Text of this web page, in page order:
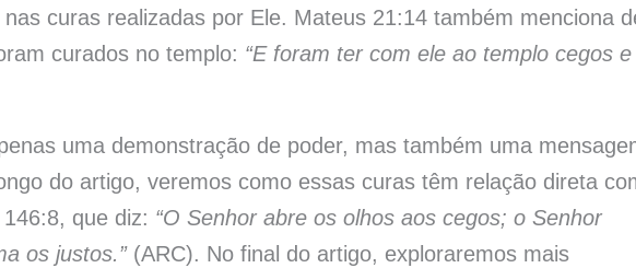
curas realizadas por Ele. Mateus 21:14 também menciona
curados no templo: “E foram ter com ele ao templo cegos e
uma demonstração de poder, mas também uma
do artigo, veremos como essas curas têm relação direta
que diz: “O Senhor abre os olhos aos cegos; o Senhor
os justos.”(ARC). No final do artigo, exploraremos mais